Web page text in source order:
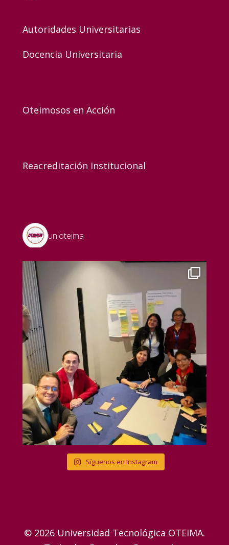
Autoridades Universitarias
Docencia Universitaria
Oteimosos en Acción
Reacreditación Institucional
unioteima
Síguenos en Instagram
© 2026 Universidad Tecnológica OTEIMA.